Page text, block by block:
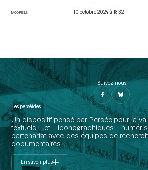
MODIFIÉ LE 10 octobre 2024 à 18:32
Suivez-nous
Les perséides
Un dispositif pensé par Persée pour la
textuels et iconographiques
partenariat avec des équipes de
documentaires.
En savoir plus